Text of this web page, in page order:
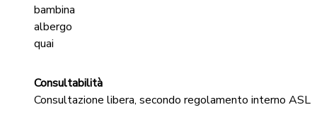
bambina
albergo
quai
Consultabilità
Consultazione libera, secondo regolamento interno ASL